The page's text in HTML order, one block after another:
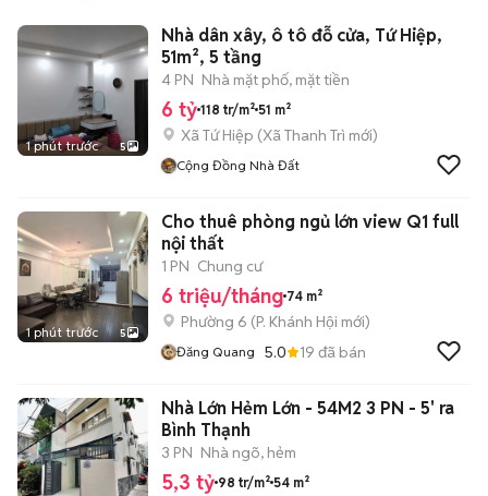
1 phút trước 5
Nhà dân xây, ô tô đỗ cửa, Tứ Hiệp,
51m², 5 tầng
4 PN Nhà mặt phố, mặt tiền
6 tỷ 118 tr/m² 51 m²
Xã Tứ Hiệp (Xã Thanh Trì mới)
Cộng Đồng Nhà Đất
1 phút trước 5
Cho thuê phòng ngủ lớn view Q1 full
nội thất
1 PN Chung cư
6 triệu/tháng 74 m²
Phường 6 (P. Khánh Hội mới)
Đăng Quang 5.0 19 đã bán
Nhà Lớn Hẻm Lớn - 54M2 3 PN - 5' ra
Bình Thạnh
3 PN Nhà ngõ, hẻm
5,3 tỷ 98 tr/m² 54 m²